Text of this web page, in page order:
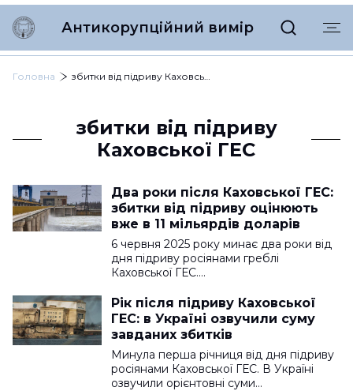
Антикорупційний вимір
Головна збитки від підриву Каховської ГЕС
збитки від підриву
Каховської ГЕС
Два роки після Каховської ГЕС:
збитки від підриву оцінюють
вже в 11 мільярдів доларів
6 червня 2025 року минає два роки від
дня підриву росіянами греблі
Каховської ГЕС.…
Рік після підриву Каховської
ГЕС: в Україні озвучили суму
завданих збитків
Минула перша річниця від дня підриву
росіянами Каховської ГЕС. В Україні
озвучили орієнтовні суми…